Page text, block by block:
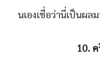
นเองเชื่อว่านี่เป็นผล
10.